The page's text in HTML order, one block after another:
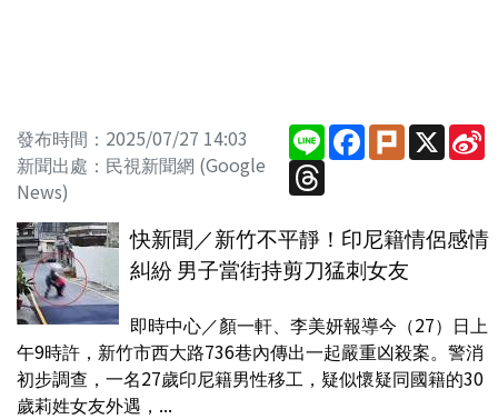
發布時間：2025/07/27 14:03
新聞出處：民視新聞網 (Google
News)
LineFacebook
PlurkX
Threads
快新聞／新竹不平靜！印尼籍情侶感情
糾紛 男子當街持剪刀猛刺女友
即時中心／顏一軒、李美妍報導今（27）日上
午9時許，新竹市西大路736巷內傳出一起嚴重凶殺案。警消
初步調查，一名27歲印尼籍男性移工，疑似懷疑同國籍的30
歲莉姓女友外遇，...